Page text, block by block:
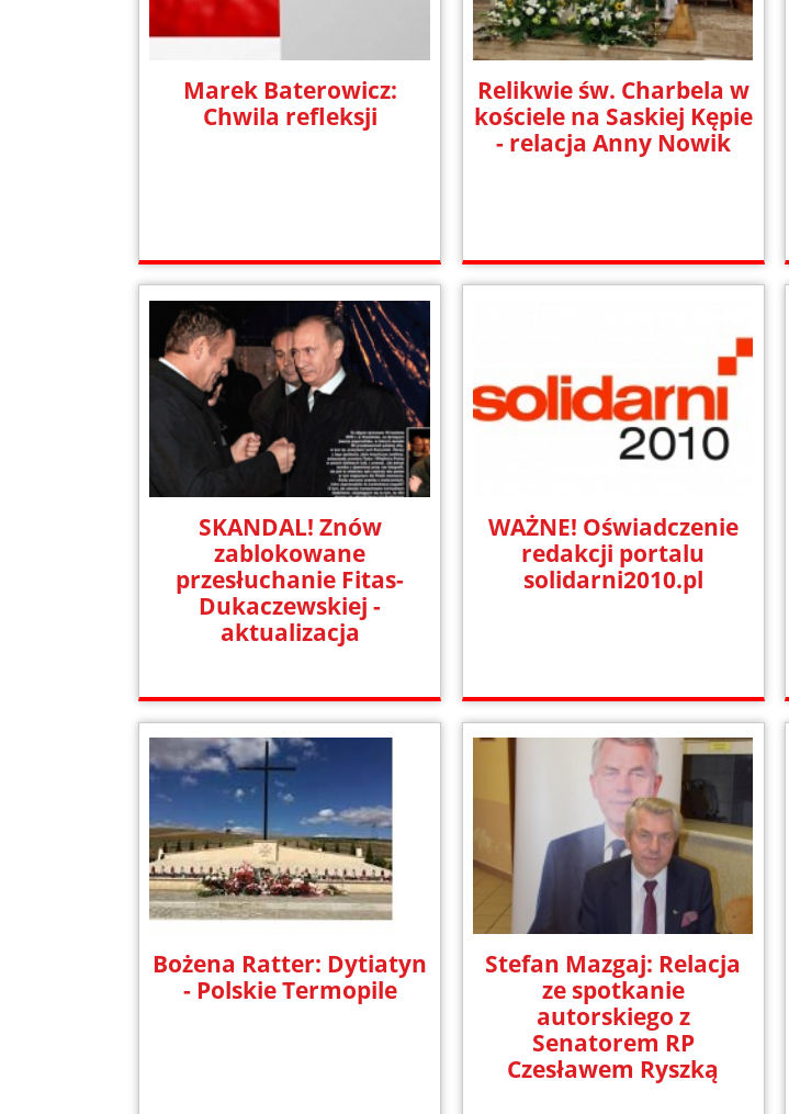
Marek Baterowicz:
Chwila refleksji
Relikwie św. Charbela w
kościele na Saskiej Kępie
- relacja Anny Nowik
SKANDAL! Znów
zablokowane
przesłuchanie Fitas-
Dukaczewskiej -
aktualizacja
WAŻNE! Oświadczenie
redakcji portalu
solidarni2010.pl
Bożena Ratter: Dytiatyn
- Polskie Termopile
Stefan Mazgaj: Relacja
ze spotkanie
autorskiego z
Senatorem RP
Czesławem Ryszką